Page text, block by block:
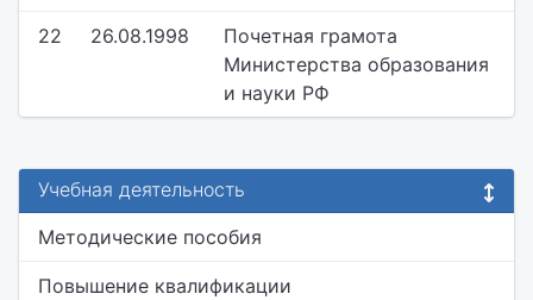
22 26.08.1998
Почетная грамота
Министерства образования
и науки РФ
Учебная деятельность
Методические пособия
Повышение квалификации